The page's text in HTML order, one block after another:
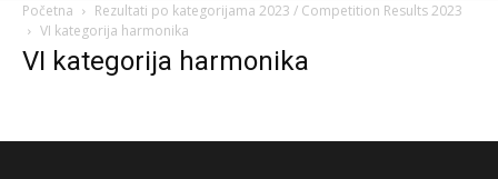
ART
Početna
Rezultati po kategorijama 2023 / Competition Results 2023
VI kategorija harmonika
VI kategorija harmonika